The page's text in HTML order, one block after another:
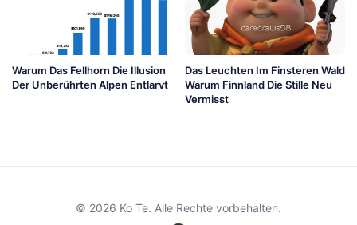
Warum Das Fellhorn Die Illusion
Der Unberührten Alpen Entlarvt
Das Leuchten Im Finsteren Wald
Warum Finnland Die Stille Neu
Vermisst
© 2026 Ko Te. Alle Rechte vorbehalten.